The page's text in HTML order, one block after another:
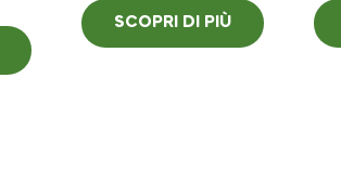
SCOPRI DI PIÙ